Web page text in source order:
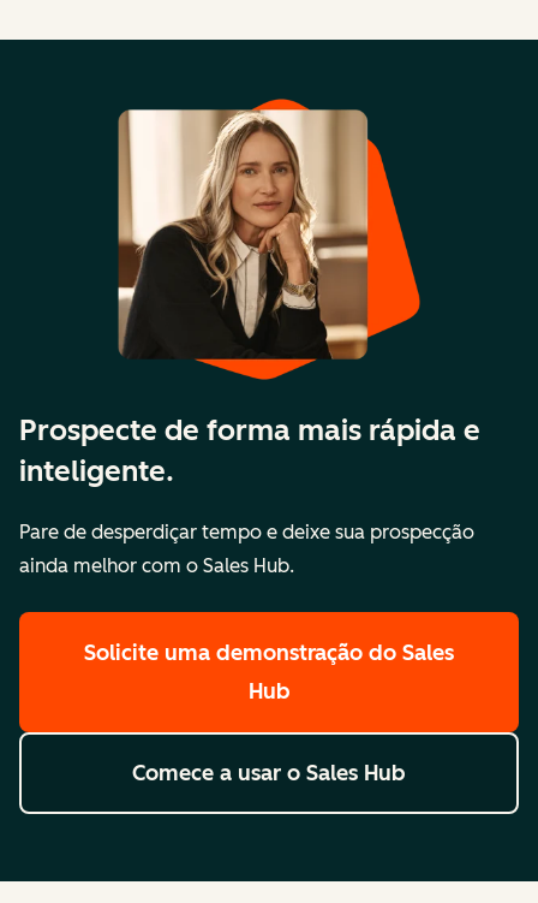
Prospecte de forma mais rápida e
inteligente.
Pare de desperdiçar tempo e deixe sua prospecção
ainda melhor com o Sales Hub.
Solicite uma demonstração do Sales
Hub
Comece a usar o Sales Hub